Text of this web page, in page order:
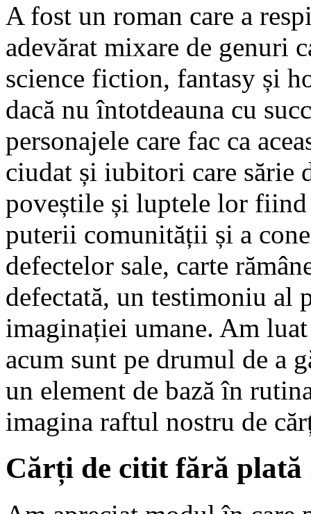
A fost un roman care a
adevărat mixare de genuri
science fiction, fantasy și
dacă nu întotdeauna cu
personajele care fac ca
ciudat și iubitori care sărie
poveștile și luptele lor
puterii comunității și a
defectelor sale, carte
defectată, un testimoniu al
imaginației umane. Am
acum sunt pe drumul de a
un element de bază în
imagina raftul nostru de
Cărți de citit fără plată